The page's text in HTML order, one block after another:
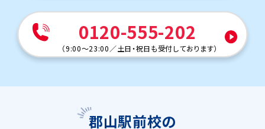
0120-555-202
（9:00～23:00 ／土日・祝日も受付しております）
郡山駅前校の